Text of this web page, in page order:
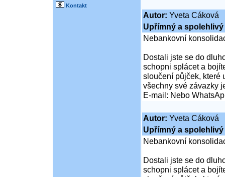
Kontakt
Autor: Yveta Cáková
Upřímný a
Nebankovní
Dostali jste se do
schopni splácet a
sloučení půjček, které
všechny své závazky
E-mail: Nebo
Autor: Yveta Cáková
Upřímný a
Nebankovní
Dostali jste se do
schopni splácet a